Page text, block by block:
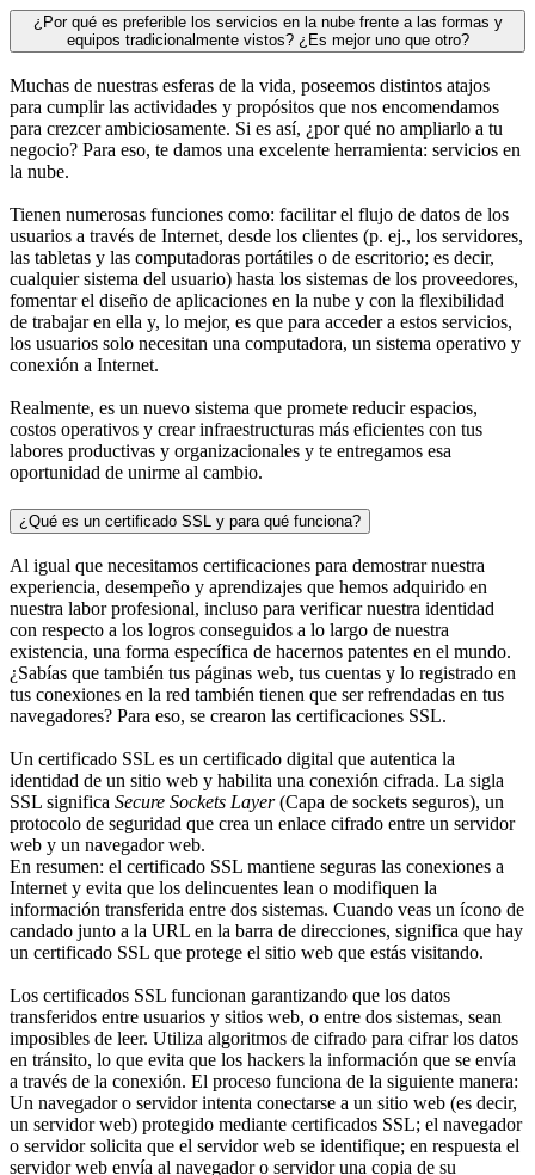
¿Por qué es preferible los servicios en la nube frente a las formas y
equipos tradicionalmente vistos? ¿Es mejor uno que otro?
Muchas de nuestras esferas de la vida, poseemos distintos atajos
para cumplir las actividades y propósitos que nos encomendamos
para crezcer ambiciosamente. Si es así, ¿por qué no ampliarlo a tu
negocio? Para eso, te damos una excelente herramienta: servicios en
la nube.
Tienen numerosas funciones como: facilitar el flujo de datos de los
usuarios a través de Internet, desde los clientes (p. ej., los servidores,
las tabletas y las computadoras portátiles o de escritorio; es decir,
cualquier sistema del usuario) hasta los sistemas de los proveedores,
fomentar el diseño de aplicaciones en la nube y con la flexibilidad
de trabajar en ella y, lo mejor, es que para acceder a estos servicios,
los usuarios solo necesitan una computadora, un sistema operativo y
conexión a Internet.
Realmente, es un nuevo sistema que promete reducir espacios,
costos operativos y crear infraestructuras más eficientes con tus
labores productivas y organizacionales y te entregamos esa
oportunidad de unirme al cambio.
¿Qué es un certificado SSL y para qué funciona?
Al igual que necesitamos certificaciones para demostrar nuestra
experiencia, desempeño y aprendizajes que hemos adquirido en
nuestra labor profesional, incluso para verificar nuestra identidad
con respecto a los logros conseguidos a lo largo de nuestra
existencia, una forma específica de hacernos patentes en el mundo.
¿Sabías que también tus páginas web, tus cuentas y lo registrado en
tus conexiones en la red también tienen que ser refrendadas en tus
navegadores? Para eso, se crearon las certificaciones SSL.
Un certificado SSL es un certificado digital que autentica la
identidad de un sitio web y habilita una conexión cifrada. La sigla
SSL significa Secure Sockets Layer(Capa de sockets seguros), un
protocolo de seguridad que crea un enlace cifrado entre un servidor
web y un navegador web.
En resumen: el certificado SSL mantiene seguras las conexiones a
Internet y evita que los delincuentes lean o modifiquen la
información transferida entre dos sistemas. Cuando veas un ícono de
candado junto a la URL en la barra de direcciones, significa que hay
un certificado SSL que protege el sitio web que estás visitando.
Los certificados SSL funcionan garantizando que los datos
transferidos entre usuarios y sitios web, o entre dos sistemas, sean
imposibles de leer. Utiliza algoritmos de cifrado para cifrar los datos
en tránsito, lo que evita que los hackers la información que se envía
a través de la conexión. El proceso funciona de la siguiente manera:
Un navegador o servidor intenta conectarse a un sitio web (es decir,
un servidor web) protegido mediante certificados SSL; el navegador
o servidor solicita que el servidor web se identifique; en respuesta el
servidor web envía al navegador o servidor una copia de su